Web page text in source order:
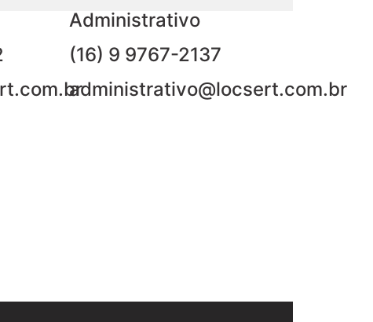
Administrativo
(16) 9 9767-2137
administrativo@locsert.com.br